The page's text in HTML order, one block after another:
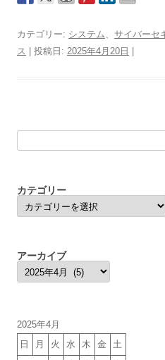
カテゴリー: システム、 サイバーセ
ス
| 投稿日: 2025年4月20日
カテゴリー
カ
テ
ゴ
アーカイブ
ア
ー
カ
2025年4月
日
月 火 水 木 金 土